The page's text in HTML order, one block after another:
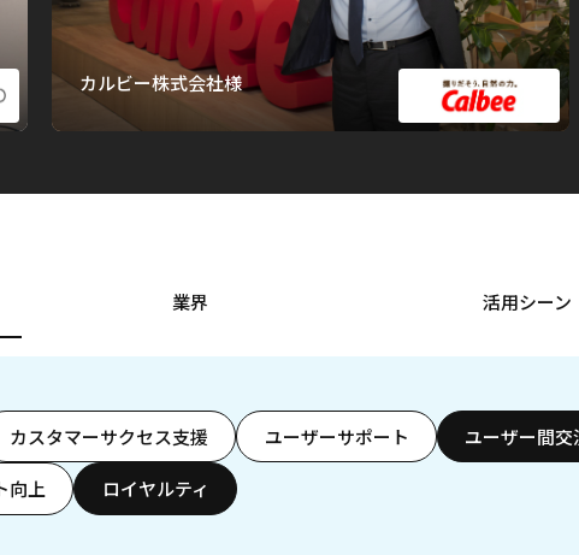
カルビー株式会社様
業界 活用シーン
カスタマーサクセス支援 ユーザーサポート ユーザー間交
向上 ロイヤルティ